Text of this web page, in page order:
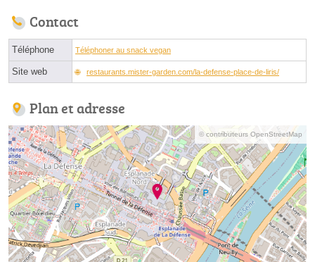
Contact
Téléphone Téléphoner au snack vegan
Site web restaurants.mister-garden.com/la-defense-place-de-liris/
Plan et adresse
© contributeurs OpenStreetMap